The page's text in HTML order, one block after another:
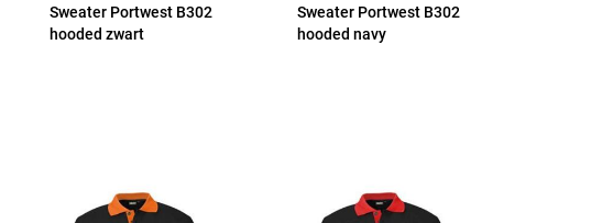
Sweater Portwest B302
hooded zwart
Sweater Portwest B302
hooded navy